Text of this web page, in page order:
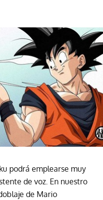
podrá emplearse muy
de voz. En nuestro
de Mario